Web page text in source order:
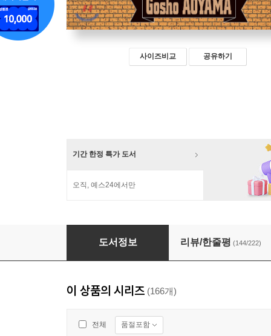
사이즈비교 공유하기
기간 한정 특가 도서
오직, 예스24에서만
명탐정 코난 1
도서정보 리뷰/한줄평 (144/222)
이 상품의 시리즈 (166개)
전체 품절포함